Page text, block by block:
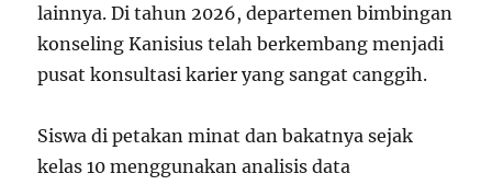
lainnya. Di tahun 2026, departemen bimbingan
konseling Kanisius telah berkembang menjadi
pusat konsultasi karier yang sangat canggih.
Siswa di petakan minat dan bakatnya sejak
kelas 10 menggunakan analisis data